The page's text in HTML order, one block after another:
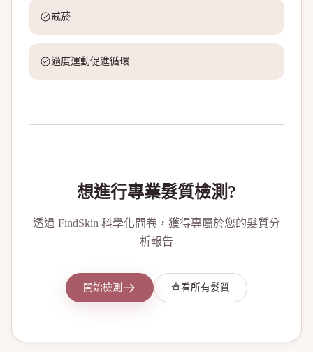
戒菸
適度運動促進循環
想進行專業髮質檢測?
透過 FindSkin 科學化問卷，獲得專屬於您的髮質分
析報告
開始檢測 查看所有髮質